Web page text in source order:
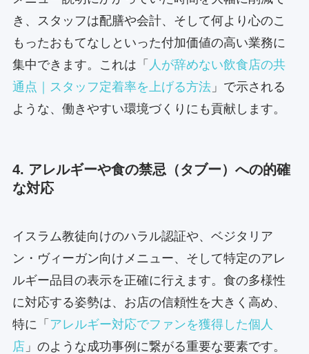
き、スタッフは配膳や会計、そして何より心のこ
もったおもてなしといった付加価値の高い業務に
集中できます。これは「 人が辞めない飲食店の共
通点｜スタッフ定着率を上げる方法」で示される
ような、働きやすい環境づくりにも貢献します。
4. アレルギーや食の禁忌（タブー）への的確
な対応
イスラム教徒向けのハラル認証や、ベジタリア
ン・ヴィーガン向けメニュー、そして特定のアレ
ルギー品目の表示を正確に行えます。食の多様性
に対応する姿勢は、お店の信頼性を大きく高め、
特に「 アレルギー対応でファンを獲得した個人
店」のような成功事例に繋がる重要な要素です。